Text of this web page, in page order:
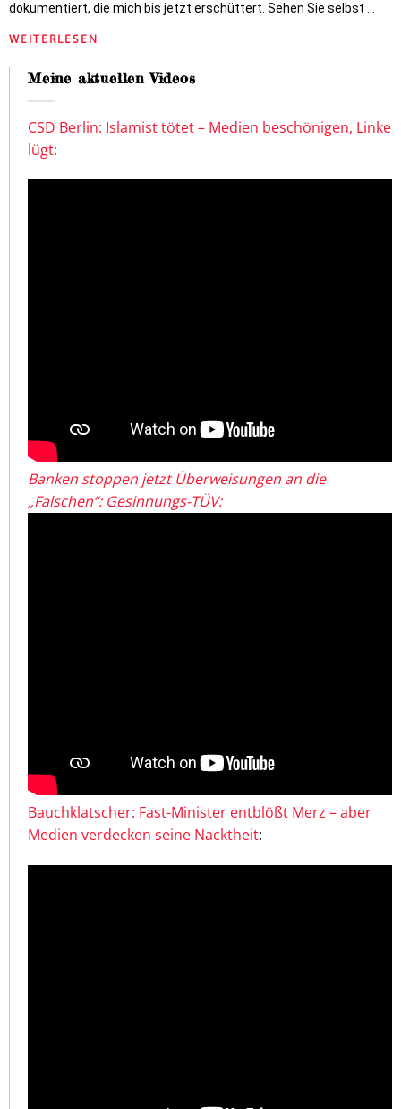
dokumentiert, die mich bis jetzt erschüttert. Sehen Sie selbst …
WEITERLESEN
Meine aktuellen Videos
CSD Berlin: Islamist tötet – Medien beschönigen, Linke
lügt:
Banken stoppen jetzt Überweisungen an die
„Falschen“: Gesinnungs-TÜV:
Bauchklatscher: Fast-Minister entblößt Merz – aber
Medien verdecken seine Nacktheit: